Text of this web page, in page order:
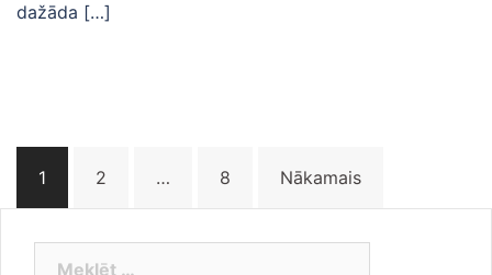
dažāda […]
numerācija
lappusēm
1 2 … 8 Nākamais